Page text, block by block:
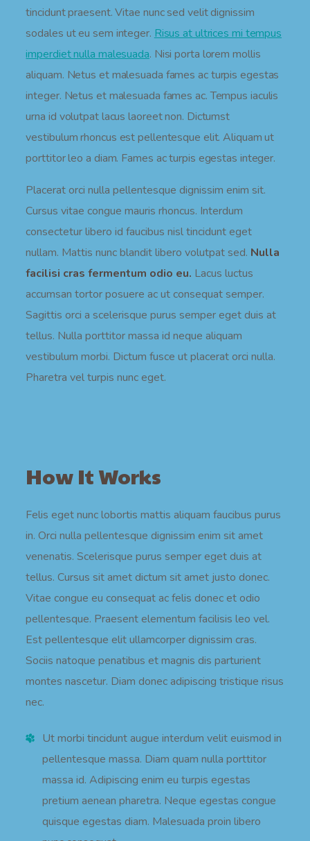
tincidunt praesent. Vitae nunc sed velit dignissim
sodales ut eu sem integer. Risus at ultrices mi tempus
imperdiet nulla malesuada. Nisi porta lorem mollis
aliquam. Netus et malesuada fames ac turpis egestas
integer. Netus et malesuada fames ac. Tempus iaculis
urna id volutpat lacus laoreet non. Dictumst
vestibulum rhoncus est pellentesque elit. Aliquam ut
porttitor leo a diam. Fames ac turpis egestas integer.
Placerat orci nulla pellentesque dignissim enim sit.
Cursus vitae congue mauris rhoncus. Interdum
consectetur libero id faucibus nisl tincidunt eget
nullam. Mattis nunc blandit libero volutpat sed. Nulla
facilisi cras fermentum odio eu. Lacus luctus
accumsan tortor posuere ac ut consequat semper.
Sagittis orci a scelerisque purus semper eget duis at
tellus. Nulla porttitor massa id neque aliquam
vestibulum morbi. Dictum fusce ut placerat orci nulla.
Pharetra vel turpis nunc eget.
How It Works
Felis eget nunc lobortis mattis aliquam faucibus purus
in. Orci nulla pellentesque dignissim enim sit amet
venenatis. Scelerisque purus semper eget duis at
tellus. Cursus sit amet dictum sit amet justo donec.
Vitae congue eu consequat ac felis donec et odio
pellentesque. Praesent elementum facilisis leo vel.
Est pellentesque elit ullamcorper dignissim cras.
Sociis natoque penatibus et magnis dis parturient
montes nascetur. Diam donec adipiscing tristique risus
nec.
Ut morbi tincidunt augue interdum velit euismod in
pellentesque massa. Diam quam nulla porttitor
massa id. Adipiscing enim eu turpis egestas
pretium aenean pharetra. Neque egestas congue
quisque egestas diam. Malesuada proin libero